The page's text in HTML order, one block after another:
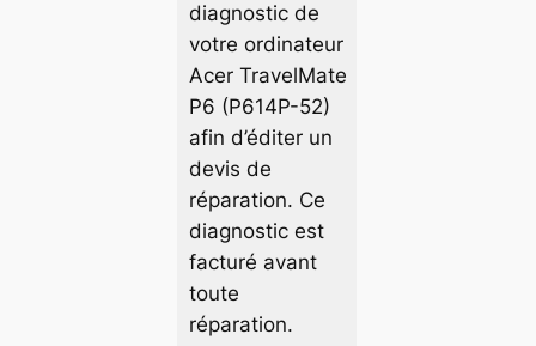
diagnostic de
votre ordinateur
Acer TravelMate
P6 (P614P-52)
afin d’éditer un
devis de
réparation. Ce
diagnostic est
facturé avant
toute
réparation.